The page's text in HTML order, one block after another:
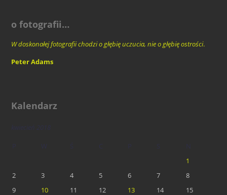
o fotografii…
W doskonałej fotografii chodzi o głębię uczucia, nie o głębię ostrości.
Peter Adams
Kalendarz
kwiecień 2018
P W Ś C P S
N
1
2
3 4 5 6 7
8
9
10 11 12 13 14
15